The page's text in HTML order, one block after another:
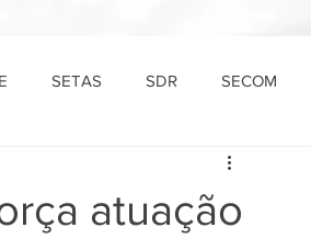
SETAS SDR SECOM
Ouvidoria
atuação